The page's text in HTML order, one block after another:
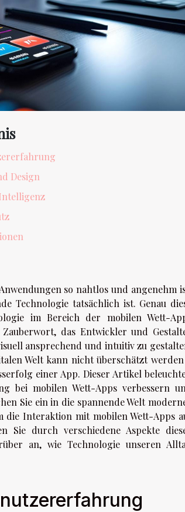
Design
so nahtlos und angenehm
Technologie tatsächlich ist. Genau
im Bereich der mobilen Wett-
das Entwickler und
ansprechend und intuitiv zu
Welt kann nicht überschätzt
einer App. Dieser Artikel
bei mobilen Wett-Apps verbessern
Sie ein in die spannende Welt
die Interaktion mit mobilen Wett-Apps
Sie durch verschiedene Aspekte
an, wie Technologie unseren